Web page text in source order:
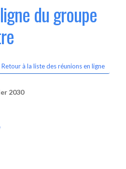
du groupe
Retour à la liste des réunions en ligne
2030